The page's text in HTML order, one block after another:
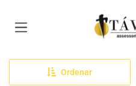
Página
Ordenar